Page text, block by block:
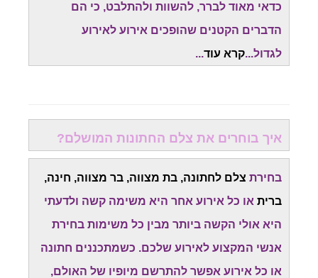
כדאי מאוד לברר, להשוות ולהתלבט, כי הם
הדברים הקטנים שהופכים אירוע לאירוע
לגדול...קרא עוד...
איך בוחרים את צלם החתונות המושלם?
בחירת צלם לחתונה, בת מצווה, בר מצווה, חינה,
ברית או כל אירוע אחר היא משימה קשה ולדעתי
היא אולי הקשה ביותר מבין כל משימות בחירת
אנשי המקצוע לאירוע שלכם. כשמתכננים חתונה
או כל אירוע אפשר להתרשם מיופיו של האולם,